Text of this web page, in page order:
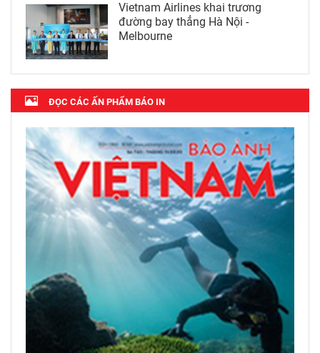
Vietnam Airlines khai trương
đường bay thẳng Hà Nội -
Melbourne
ĐỌC CÁC ẤN PHẨM BÁO IN